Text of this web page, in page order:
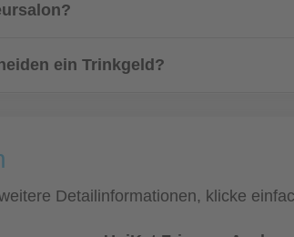
ein Trinkgeld?
Detailinformationen, klicke